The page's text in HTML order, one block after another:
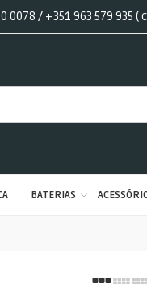
0078 / +351 963 579 935
BATERIAS